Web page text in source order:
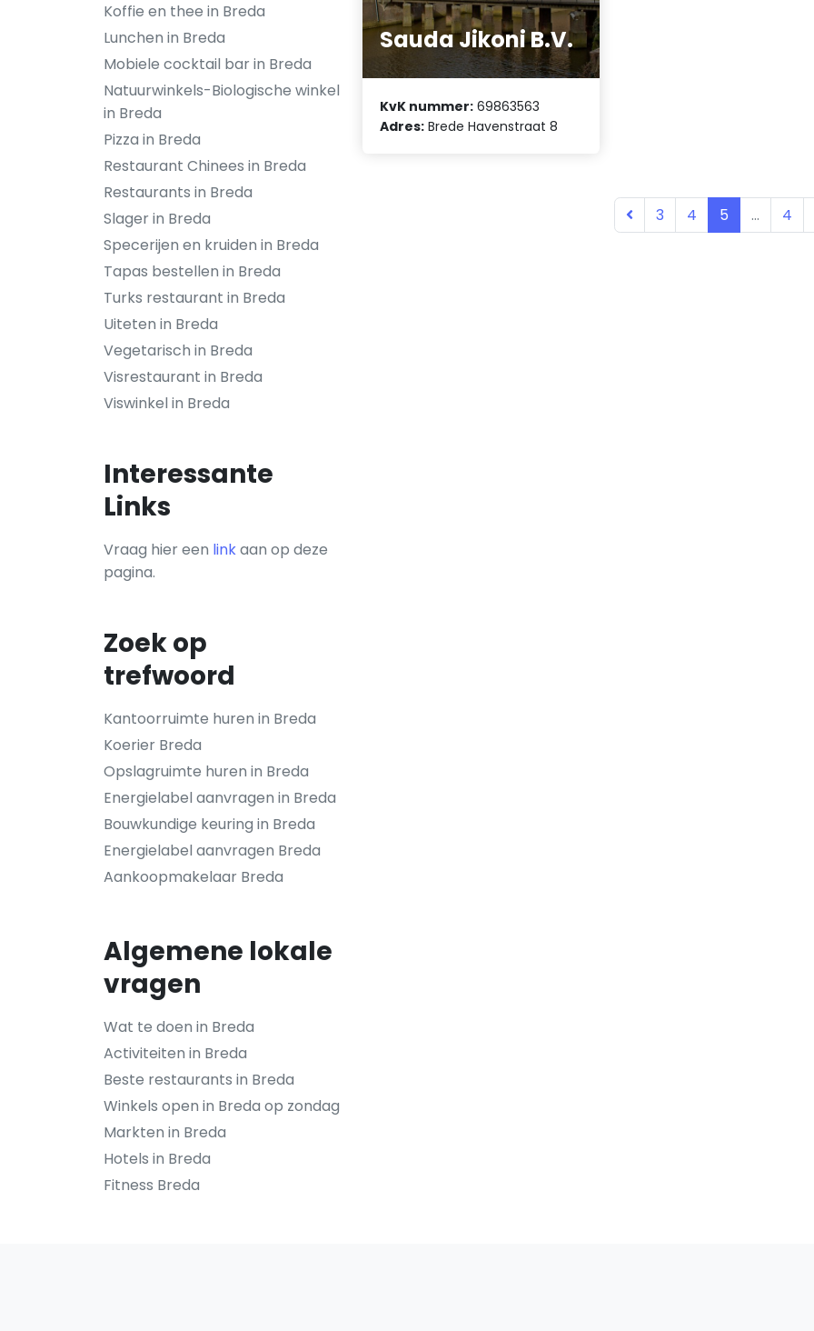
Koffie en thee in Breda
Lunchen in Breda
Mobiele cocktail bar in Breda
Natuurwinkels-Biologische winkel
in Breda
Pizza in Breda
Restaurant Chinees in Breda
Restaurants in Breda
Slager in Breda
Specerijen en kruiden in Breda
Tapas bestellen in Breda
Turks restaurant in Breda
Uiteten in Breda
Vegetarisch in Breda
Visrestaurant in Breda
Viswinkel in Breda
Interessante
Links
Vraag hier een linkaan op deze
pagina.
Zoek op
trefwoord
Kantoorruimte huren in Breda
Koerier Breda
Opslagruimte huren in Breda
Energielabel aanvragen in Breda
Bouwkundige keuring in Breda
Energielabel aanvragen Breda
Aankoopmakelaar Breda
Algemene lokale
vragen
Wat te doen in Breda
Activiteiten in Breda
Beste restaurants in Breda
Winkels open in Breda op zondag
Markten in Breda
Hotels in Breda
Fitness Breda
Sauda Jikoni B.V.
KvK nummer: 69863563
Adres: Brede Havenstraat 8
3 4 5 ... 4